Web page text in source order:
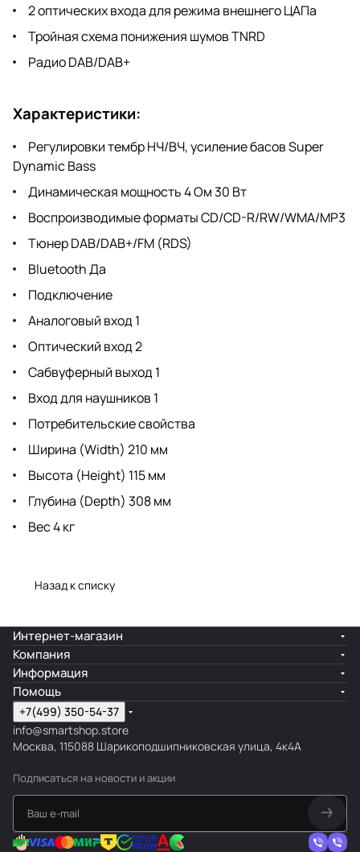
2 оптических входа для режима внешнего ЦАПа
Тройная схема понижения шумов TNRD
Радио DAB/DAB+
Характеристики:
Регулировки тембр НЧ/ВЧ, усиление басов Super
Dynamic Bass
Динамическая мощность 4 Ом 30 Вт
Воспроизводимые форматы CD/CD-R/RW/WMA/MP3
Тюнер DAB/DAB+/FM (RDS)
Bluetooth Да
Подключение
Аналоговый вход 1
Оптический вход 2
Сабвуферный выход 1
Вход для наушников 1
Потребительские свойства
Ширина (Width) 210 мм
Высота (Height) 115 мм
Глубина (Depth) 308 мм
Вес 4 кг
Назад к списку
Интернет-магазин
Компания
Информация
Помощь
+7(499) 350-54-37
info@smartshop.store
Москва, 115088 Шарикоподшипниковская улица, 4к4А
Подписаться на новости и акции